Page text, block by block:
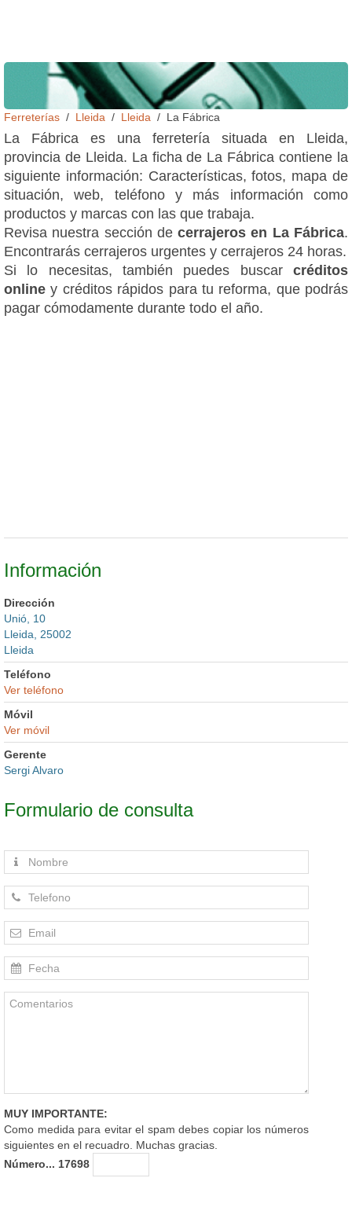
Ferreterías Lleida Lleida La Fábrica
La Fábrica es una ferretería situada en Lleida,
provincia de Lleida. La ficha de La Fábrica contiene la
siguiente información: Características, fotos, mapa de
situación, web, teléfono y más información como
productos y marcas con las que trabaja.
Revisa nuestra sección decerrajeros en La Fábrica.
Encontrarás cerrajeros urgentes y cerrajeros 24 horas.
Si lo necesitas, también puedes buscar créditos
onliney créditos rápidos para tu reforma, que podrás
pagar cómodamente durante todo el año.
Información
Dirección
Unió, 10
Lleida, 25002
Lleida
Teléfono
Ver teléfono
Móvil
Ver móvil
Gerente
Sergi Alvaro
Formulario de consulta
MUY IMPORTANTE:
Como medida para evitar el spam debes copiar los números
siguientes en el recuadro. Muchas gracias.
Número... 17698